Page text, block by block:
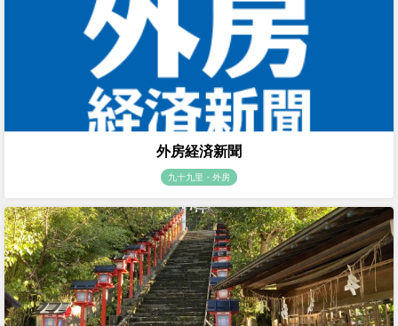
外房経済新聞
九十九里・外房